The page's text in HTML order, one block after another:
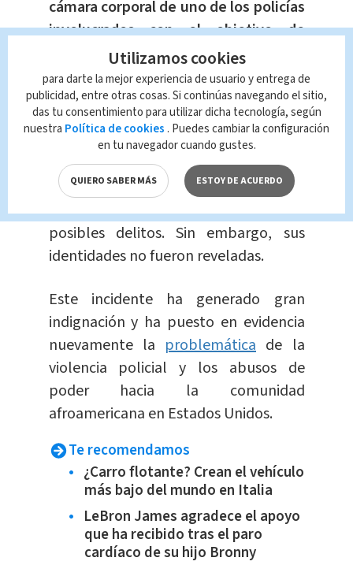
cámara corporal de uno de los policías
involucrados con el objetivo de
esclarecer la investigación del caso,
calificándolo de "inaceptable".
Además, informó que los dos agentes
policía involucrados en el caso han
sido destituidos
de sus puestos y
seránsometidos a una investigación
para determinar su implicación en
posibles delitos. Sin embargo, sus
identidades no fueron reveladas.
Este incidente ha generado gran
indignación y ha puesto en evidencia
nuevamente la problemática de la
violencia policial y los abusos de
poder hacia la comunidad
afroamericana en Estados Unidos.
Te recomendamos
¿Carro flotante? Crean el vehículo
más bajo del mundo en Italia
LeBron James agradece el apoyo
que ha recibido tras el paro
cardíaco de su hijo Bronny
Utilizamos cookies
para darte la mejor experiencia de usuario y entrega de
publicidad, entre otras cosas. Si continúas navegando el sitio,
das tu consentimiento para utilizar dicha tecnología, según
nuestra Política de cookies . Puedes cambiar la configuración
en tu navegador cuando gustes.
QUIERO SABER MÁS ESTOY DE ACUERDO